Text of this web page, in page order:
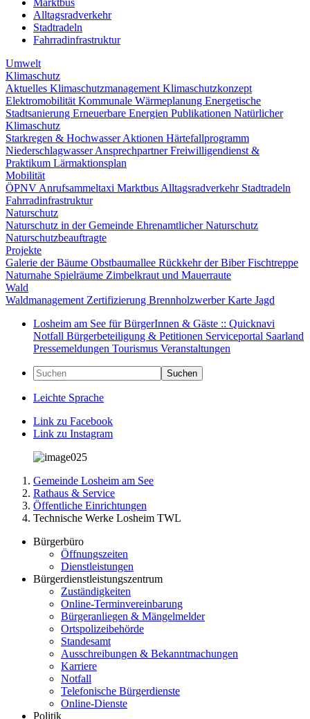
Marktbus
Alltagsradverkehr
Stadtradeln
Fahrradinfrastruktur
Umwelt
Klimaschutz
Aktuelles Klimaschutzmanagement Klimaschutzkonzept
Elektromobilität Kommunale Wärmeplanung Energetische
Stadtsanierung Erneuerbare Energien Publikationen Natürlicher
Klimaschutz
Starkregen & HochwasserAktionen Härtefallprogramm
NiederschlagwasserAnsprechpartnerFreiwilligendienst &
Praktikum Lärmaktionsplan
Mobilität
ÖPNV Anrufsammeltaxi Marktbus Alltagsradverkehr Stadtradeln
Fahrradinfrastruktur
Naturschutz
Naturschutz in der Gemeinde Ehrenamtlicher Naturschutz
Naturschutzbeauftragte
Projekte
Galerie der Bäume Obstbaumallee Rückkehr der BiberFischtreppe
Naturnahe Spielräume Zimbelkraut und Mauerraute
Wald
Waldmanagement Zertifizierung BrennholzwerberKarte Jagd
Losheim am See für BürgerInnen & Gäste :: Quicknavi
Notfall Bürgerbeteiligung & Petitionen Serviceportal Saarland
Pressemeldungen Tourismus Veranstaltungen
Suchen
Leichte Sprache
Link zu Facebook
Link zu Instagram
Gemeinde Losheim am See
Rathaus & Service
Öffentliche Einrichtungen
Technische Werke Losheim TWL
Bürgerbüro
Öffnungszeiten
Dienstleistungen
Bürgerdienstleistungszentrum
Zuständigkeiten
Online-Terminvereinbarung
Bürgeranliegen & Mängelmelder
Ortspolizeibehörde
Standesamt
Ausschreibungen & Bekanntmachungen
Karriere
Notfall
Telefonische Bürgerdienste
Online-Dienste
Politik